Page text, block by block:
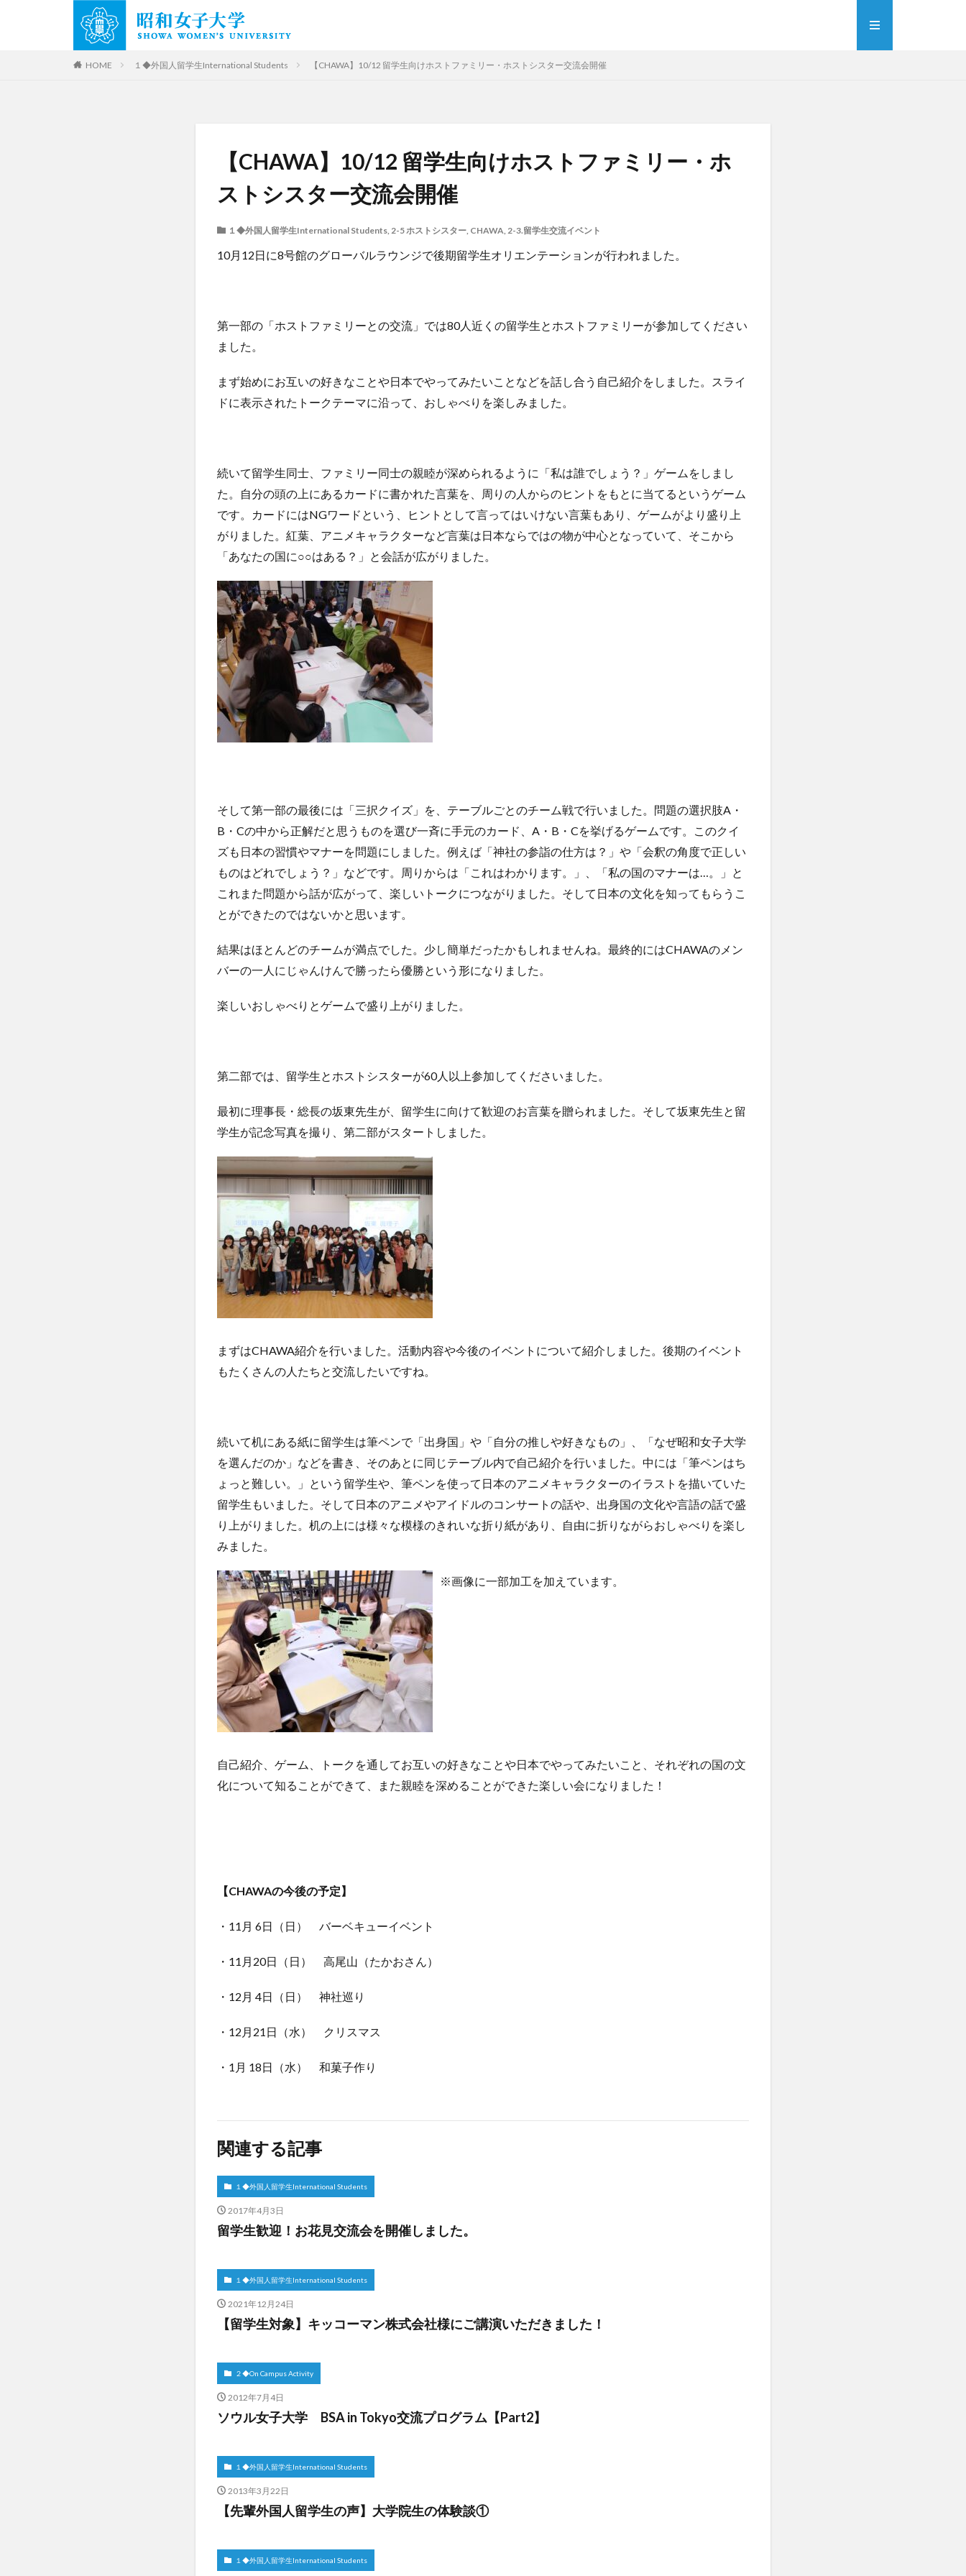
HOME １◆外国人留学生International Students 【CHAWA】10/12 留学生向けホストファミリー・ホストシスター交流会開催
【CHAWA】10/12 留学生向けホストファミリー・ホ
ストシスター交流会開催
１◆外国人留学生International Students, 2-5 ホストシスター, CHAWA, 2-3.留学生交流イベント
10月12日に8号館のグローバルラウンジで後期留学生オリエンテーションが行われました。
第一部の「ホストファミリーとの交流」では80人近くの留学生とホストファミリーが参加してください
ました。
まず始めにお互いの好きなことや日本でやってみたいことなどを話し合う自己紹介をしました。スライ
ドに表示されたトークテーマに沿って、おしゃべりを楽しみました。
続いて留学生同士、ファミリー同士の親睦が深められるように「私は誰でしょう？」ゲームをしまし
た。自分の頭の上にあるカードに書かれた言葉を、周りの人からのヒントをもとに当てるというゲーム
です。カードにはNGワードという、ヒントとして言ってはいけない言葉もあり、ゲームがより盛り上
がりました。紅葉、アニメキャラクターなど言葉は日本ならではの物が中心となっていて、そこから
「あなたの国に○○はある？」と会話が広がりました。
そして第一部の最後には「三択クイズ」を、テーブルごとのチーム戦で行いました。問題の選択肢A・
B・Cの中から正解だと思うものを選び一斉に手元のカード、A・B・Cを挙げるゲームです。このクイ
ズも日本の習慣やマナーを問題にしました。例えば「神社の参詣の仕方は？」や「会釈の角度で正しい
ものはどれでしょう？」などです。周りからは「これはわかります。」、「私の国のマナーは…。」と
これまた問題から話が広がって、楽しいトークにつながりました。そして日本の文化を知ってもらうこ
とができたのではないかと思います。
結果はほとんどのチームが満点でした。少し簡単だったかもしれませんね。最終的にはCHAWAのメン
バーの一人にじゃんけんで勝ったら優勝という形になりました。
楽しいおしゃべりとゲームで盛り上がりました。
第二部では、留学生とホストシスターが60人以上参加してくださいました。
最初に理事長・総長の坂東先生が、留学生に向けて歓迎のお言葉を贈られました。そして坂東先生と留
学生が記念写真を撮り、第二部がスタートしました。
まずはCHAWA紹介を行いました。活動内容や今後のイベントについて紹介しました。後期のイベント
もたくさんの人たちと交流したいですね。
続いて机にある紙に留学生は筆ペンで「出身国」や「自分の推しや好きなもの」、「なぜ昭和女子大学
を選んだのか」などを書き、そのあとに同じテーブル内で自己紹介を行いました。中には「筆ペンはち
ょっと難しい。」という留学生や、筆ペンを使って日本のアニメキャラクターのイラストを描いていた
留学生もいました。そして日本のアニメやアイドルのコンサートの話や、出身国の文化や言語の話で盛
り上がりました。机の上には様々な模様のきれいな折り紙があり、自由に折りながらおしゃべりを楽し
みました。
※画像に一部加工を加えています。
自己紹介、ゲーム、トークを通してお互いの好きなことや日本でやってみたいこと、それぞれの国の文
化について知ることができて、また親睦を深めることができた楽しい会になりました！
【CHAWAの今後の予定】
・11月 6日（日） バーベキューイベント
・11月20日（日） 高尾山（たかおさん）
・12月 4日（日） 神社巡り
・12月21日（水） クリスマス
・1月 18日（水） 和菓子作り
関連する記事
１◆外国人留学生International Students
2017年4月3日
留学生歓迎！お花見交流会を開催しました。
１◆外国人留学生International Students
2021年12月24日
【留学生対象】キッコーマン株式会社様にご講演いただきました！
２◆On Campus Activity
2012年7月4日
ソウル女子大学 BSA in Tokyo交流プログラム【Part2】
１◆外国人留学生International Students
2013年3月22日
【先輩外国人留学生の声】大学院生の体験談①
１◆外国人留学生International Students